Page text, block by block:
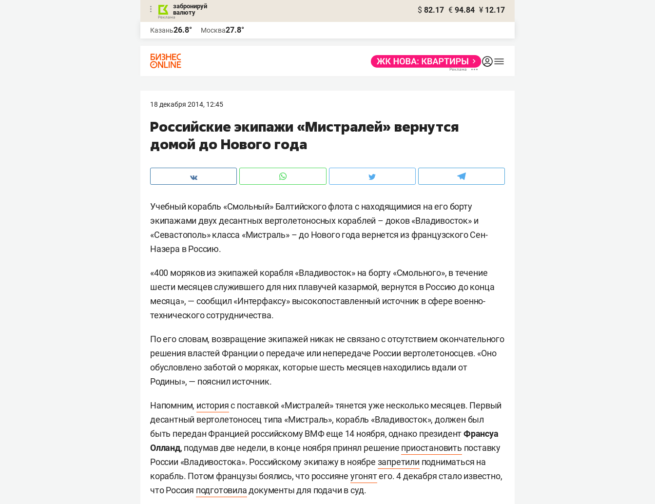
забронируй
валюту
$ 82.17 € 94.84 ¥ 12.17
Казань26.8° Москва27.8°
18 декабря 2014, 12:45
Российские экипажи «Мистралей» вернутся
домой до Нового года
Учебный корабль «Смольный» Балтийского флота с находящимися на его борту
экипажами двух десантных вертолетоносных кораблей – доков «Владивосток» и
«Севастополь» класса «Мистраль» – до Нового года вернется из французского Сен-
Назера в Россию.
«400 моряков из экипажей корабля «Владивосток» на борту «Смольного», в течение
шести месяцев служившего для них плавучей казармой, вернутся в Россию до конца
месяца», — сообщил «Интерфаксу» высокопоставленный источник в сфере военно-
технического сотрудничества.
По его словам, возвращение экипажей никак не связано с отсутствием окончательного
решения властей Франции о передаче или непередаче России вертолетоносцев. «Оно
обусловлено заботой о моряках, которые шесть месяцев находились вдали от
Родины», — пояснил источник.
Напомним, историяс поставкой «Мистралей» тянется уже несколько месяцев. Первый
десантный вертолетоносец типа «Мистраль», корабль «Владивосток», должен был
быть передан Францией российскому ВМФ еще 14 ноября, однако президентФрансуа
Олланд, подумав две недели, в конце ноября принял решение приостановить поставку
России «Владивостока». Российскому экипажу в ноябре запретили подниматься на
корабль. Потом французы боялись, что россияне угонятего. 4 декабря стало известно,
что Россия подготовиладокументы для подачи в суд.